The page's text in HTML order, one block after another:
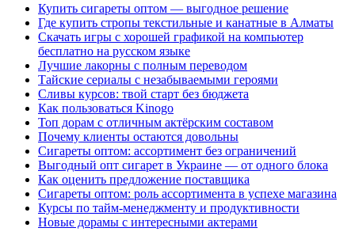
Купить сигареты оптом — выгодное решение
Где купить стропы текстильные и канатные в Алматы
Скачать игры с хорошей графикой на компьютер
бесплатно на русском языке
Лучшие лакорны с полным переводом
Тайские сериалы с незабываемыми героями
Сливы курсов: твой старт без бюджета
Как пользоваться Kinogo
Топ дорам с отличным актёрским составом
Почему клиенты остаются довольны
Сигареты оптом: ассортимент без ограничений
Выгодный опт сигарет в Украине — от одного блока
Как оценить предложение поставщика
Сигареты оптом: роль ассортимента в успехе магазина
Курсы по тайм-менеджменту и продуктивности
Новые дорамы с интересными актерами